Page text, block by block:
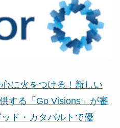
心に火をつける！新しい
する「Go Visions」が審
ド・カタパルトで優